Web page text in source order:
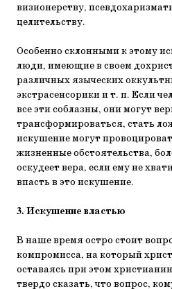
визионерству,
целительству.
Особенно склонными к этому
люди, имеющие в своем
различных языческих
экстрасенсорики и т. п. Если
все эти соблазны, они могут
трансформироваться, стать
искушение могут
жизненные обстоятельства,
оскудеет вера, если ему не
впасть в это искушение.
3. Искушение властью
В наше время остро стоит
компромисса, на который
оставаясь при этом
твердо сказать, что вопрос,